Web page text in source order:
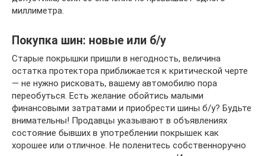
миллиметра.
Покупка шин: новые или б/у
Старые покрышки пришли в негодность, величина
остатка протектора приближается к критической черте
— не нужно рисковать, вашему автомобилю пора
переобуться. Есть желание обойтись малыми
финансовыми затратами и приобрести шины б/у? Будьте
внимательны! Продавцы указывают в объявлениях
состояние бывших в употреблении покрышек как
хорошее или отличное. Не поленитесь собственноручно